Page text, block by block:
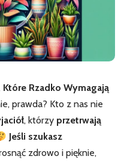
Rzadko Wymagają
prawda? Kto z⁤ nas nie
, którzy przetrwają
Jeśli szukasz
zdrowo i pięknie,